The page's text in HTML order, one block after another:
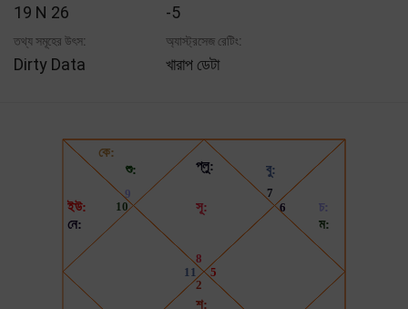
19 N 26 -5
তথ্য সমূহের উৎস:
Dirty Data
অ্যাস্ট্রসেজ রেটিং:
খারাপ ডেটা